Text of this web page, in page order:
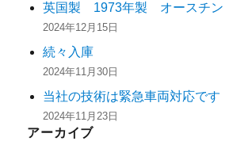
英国製 1973年製 オースチン
2024年12月15日
続々入庫
2024年11月30日
当社の技術は緊急車両対応です
2024年11月23日
アーカイブ